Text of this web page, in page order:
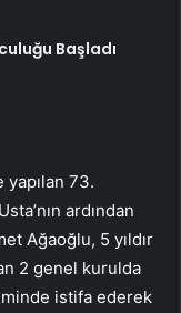
Başladı
yapılan 73.
ardından
Ağaoğlu, 5 yıldır
2 genel kurulda
istifa ederek